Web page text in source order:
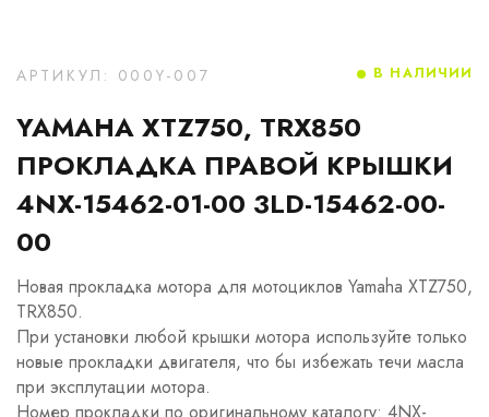
АРТИКУЛ: 000Y-007
YAMAHA XTZ750, TRX850
ПРОКЛАДКА ПРАВОЙ КРЫШКИ
4NX-15462-01-00 3LD-15462-00-
00
Новая прокладка мотора для мотоциклов Yamaha XTZ750,
TRX850.
При установки любой крышки мотора используйте только
новые прокладки двигателя, что бы избежать течи масла
при эксплутации мотора.
В НАЛИЧИИ